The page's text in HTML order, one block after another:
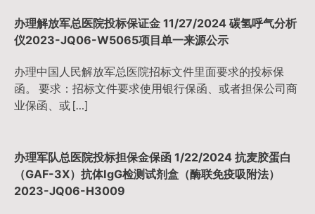
办理解放军总医院投标保证金 11/27/2024 碳氢呼气分析
仪2023-JQ06-W5065项目单一来源公示
办理中国人民解放军总医院招标文件里面要求的投标保
函。 要求：招标文件要求使用银行保函、或者担保公司商
业保函、或 […]
办理军队总医院投标担保金保函 1/22/2024 抗麦胶蛋白
（GAF-3X）抗体IgG检测试剂盒（酶联免疫吸附法）
2023-JQ06-H3009